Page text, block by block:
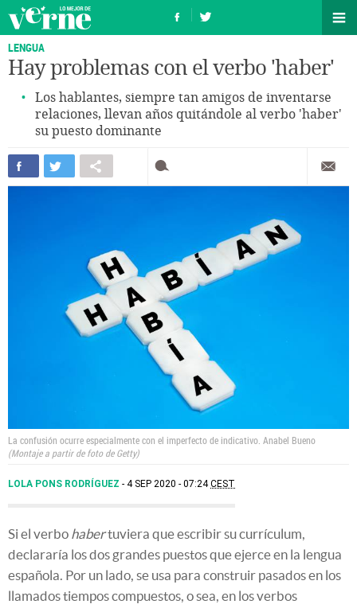
LENGUA
Hay problemas con el verbo 'haber'
Los hablantes, siempre tan amigos de inventarse
relaciones, llevan años quitándole al verbo 'haber'
su puesto dominante
La confusión ocurre especialmente con el imperfecto de indicativo. Anabel Bueno
Montaje a partir de foto de Getty
LOLA PONS RODRÍGUEZ 4 SEP 2020 - 07:24CEST
Si el verbo habertuviera que escribir su currículum,
declararía los dos grandes puestos que ejerce en la lengua
española. Por un lado, se usa para construir pasados en los
llamados tiempos compuestos, o sea, en los verbos